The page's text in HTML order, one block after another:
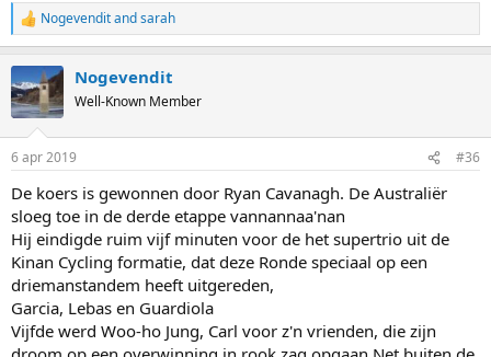
R
e
c
t
i
s
Nogevenditandsarah
Nogevendit
Well-Known Member
6 apr 2019 #36
De koers is gewonnen door Ryan Cavanagh. De Australiër
sloeg toe in de derde etappe vannannaa'nan
Hij eindigde ruim vijf minuten voor de het supertrio uit de
Kinan Cycling formatie, dat deze Ronde speciaal op een
driemanstandem heeft uitgereden,
Garcia, Lebas en Guardiola
Vijfde werd Woo-ho Jung, Carl voor z'n vrienden, die zijn